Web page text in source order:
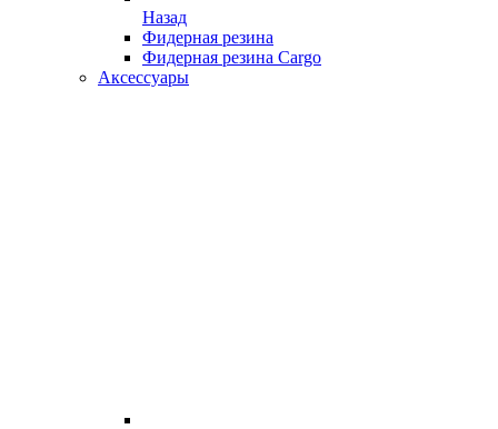
Назад
Фидерная резина
Фидерная резина Cargo
Аксессуары